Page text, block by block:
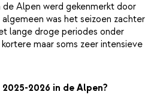
Alpen werd gekenmerkt door
was het seizoen zachter
lange droge periodes onder
maar soms zeer intensieve
2026 in de Alpen?